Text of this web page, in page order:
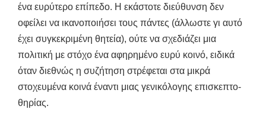
ένα ευρύτερο επίπεδο. Η εκάστοτε διεύθυνση δεν
οφείλει να ικανοποιήσει τους πάντες (άλλωστε γι αυτό
έχει συγκεκριμένη θητεία), ούτε να σχεδιάζει μια
πολιτική με στόχο ένα αφηρημένο ευρύ κοινό, ειδικά
όταν διεθνώς η συζήτηση στρέφεται στα μικρά
στοχευμένα κοινά έναντι μιας γενικόλογης επισκεπτο-
θηρίας.